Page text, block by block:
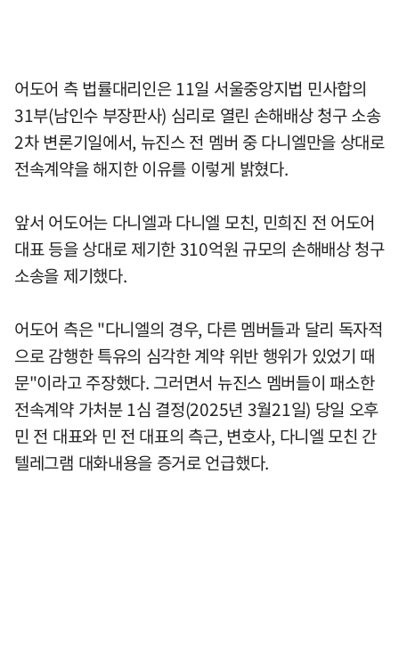
어도어 측 법률대리인은 11일 서울중앙지법 민사합의
31부(남인수 부장판사) 심리로 열린 손해배상 청구 소송
2차 변론기일에서, 뉴진스 전 멤버 중 다니엘만을 상대로
전속계약을 해지한 이유를 이렇게 밝혔다.
앞서 어도어는 다니엘과 다니엘 모친, 민희진 전 어도어
대표 등을 상대로 제기한 310억원 규모의 손해배상 청구
소송을 제기했다.
어도어 측은 "다니엘의 경우, 다른 멤버들과 달리 독자적
으로 감행한 특유의 심각한 계약 위반 행위가 있었기 때
문"이라고 주장했다. 그러면서 뉴진스 멤버들이 패소한
전속계약 가처분 1심 결정(2025년 3월21일) 당일 오후
민 전 대표와 민 전 대표의 측근, 변호사, 다니엘 모친 간
텔레그램 대화내용을 증거로 언급했다.